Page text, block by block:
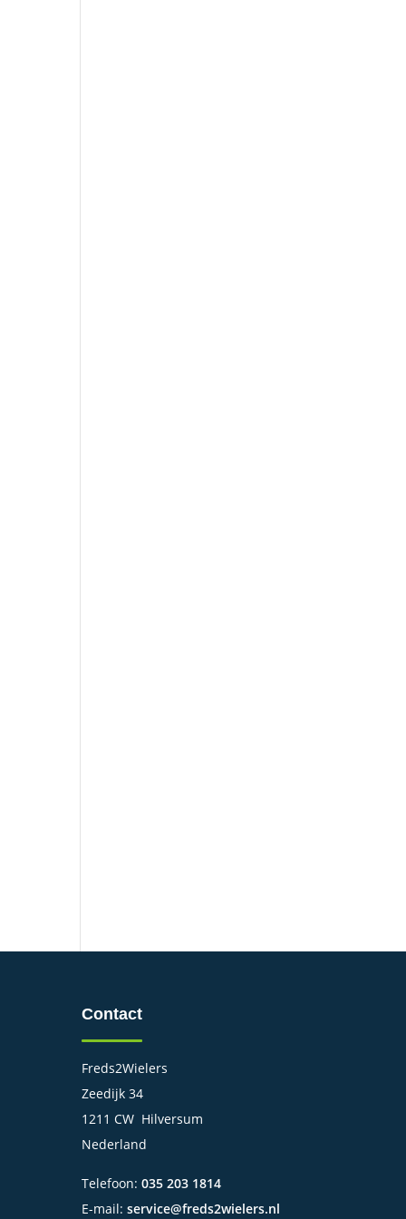
Contact
Freds2Wielers
Zeedijk 34
1211 CW Hilversum
Nederland
Telefoon:035 203 1814
E-mail:service@freds2wielers.nl